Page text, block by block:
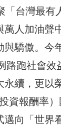
「台灣最有
人加油聲
與驕傲。今
路跑社會效
永續，更以
資報酬率
邁向「世界